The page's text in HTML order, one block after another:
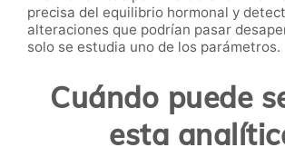
precisa del equilibrio hormonal y
alteraciones que podrían pasar
solo se estudia uno de los parámetros.
Cuándo puede
esta